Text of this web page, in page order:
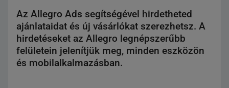
Az Allegro Ads segítségével hirdetheted
ajánlataidat és új vásárlókat szerezhetsz. A
hirdetéseket az Allegro legnépszerűbb
felületein jelenítjük meg, minden eszközön
és mobilalkalmazásban.